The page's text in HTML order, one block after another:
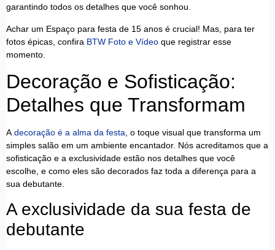
garantindo todos os detalhes que você sonhou.
Achar um Espaço para festa de 15 anos é crucial! Mas, para ter
fotos épicas, confira BTW Foto e Vídeo que registrar esse
momento.
Decoração e Sofisticação:
Detalhes que Transformam
A decoração é a alma da festa , o toque visual que transforma um
simples salão em um ambiente encantador. Nós acreditamos que a
sofisticação e a exclusividade estão nos detalhes que você
escolhe, e como eles são decorados faz toda a diferença para a
sua debutante.
A exclusividade da sua festa de
debutante